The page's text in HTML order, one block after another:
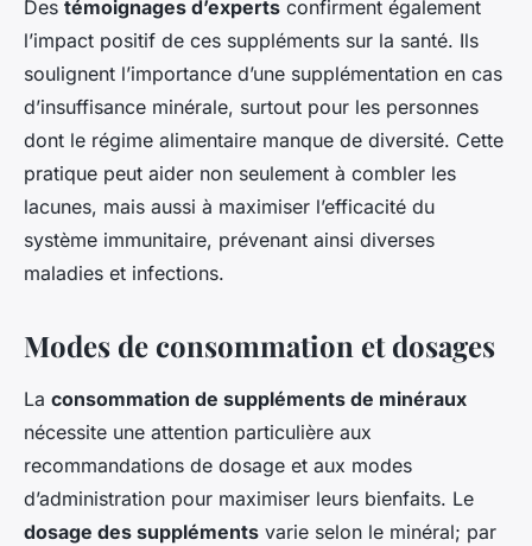
Des témoignages d’experts confirment également
l’impact positif de ces suppléments sur la santé. Ils
soulignent l’importance d’une supplémentation en cas
d’insuffisance minérale, surtout pour les personnes
dont le régime alimentaire manque de diversité. Cette
pratique peut aider non seulement à combler les
lacunes, mais aussi à maximiser l’efficacité du
système immunitaire, prévenant ainsi diverses
maladies et infections.
Modes de consommation et dosages
La consommation de suppléments de minéraux
nécessite une attention particulière aux
recommandations de dosage et aux modes
d’administration pour maximiser leurs bienfaits. Le
dosage des suppléments varie selon le minéral; par